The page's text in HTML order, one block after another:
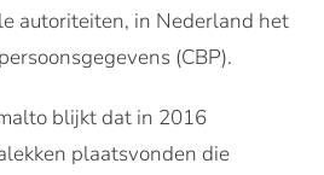
autoriteiten, in Nederland het
(CBP).
blijkt dat in 2016
plaatsvonden die